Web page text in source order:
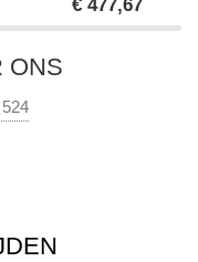
€ 477,67
ONS